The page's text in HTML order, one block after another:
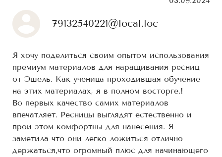
79132540221@local.loc
Я хочу поделиться своим опытом использования
премиум материалов для наращивания ресниц
от Эшель. Как ученица проходившая обучение
на этих материалах, я в полном восторге.!
Во первых качество самих материалов
впечатляет. Ресницы выглядят естественно и
прои этом комфортны для нанесения. Я
заметила что они легко ложиться отлично
держаться,что огромный плюс для начинающего